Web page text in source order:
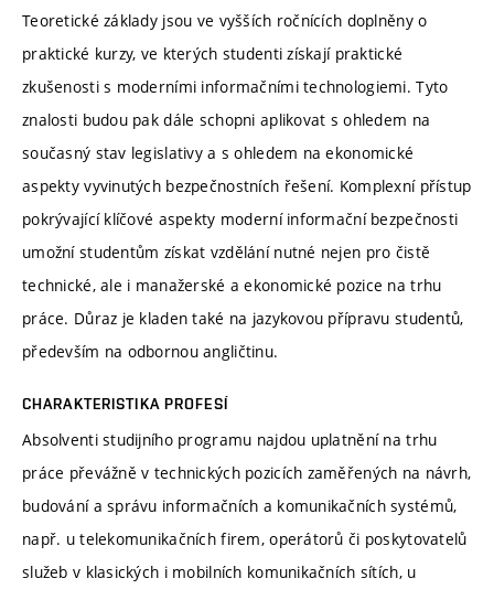
Teoretické základy jsou ve vyšších ročnících doplněny o
praktické kurzy, ve kterých studenti získají praktické
zkušenosti s moderními informačními technologiemi. Tyto
znalosti budou pak dále schopni aplikovat s ohledem na
současný stav legislativy a s ohledem na ekonomické
aspekty vyvinutých bezpečnostních řešení. Komplexní přístup
pokrývající klíčové aspekty moderní informační bezpečnosti
umožní studentům získat vzdělání nutné nejen pro čistě
technické, ale i manažerské a ekonomické pozice na trhu
práce. Důraz je kladen také na jazykovou přípravu studentů,
především na odbornou angličtinu.
CHARAKTERISTIKA PROFESÍ
Absolventi studijního programu najdou uplatnění na trhu
práce převážně v technických pozicích zaměřených na návrh,
budování a správu informačních a komunikačních systémů,
např. u telekomunikačních firem, operátorů či poskytovatelů
služeb v klasických i mobilních komunikačních sítích, u